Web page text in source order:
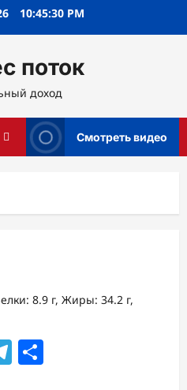
10:45:31 PM
поток
доход
Смотреть видео
8.9 г, Жиры: 34.2 г,
Telegram